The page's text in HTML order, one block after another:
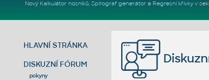
Nový Kalkulátor nosníků, Spirograf generátor a Regresní křivkyv
HLAVNÍ STRÁNKA
DISKUZNÍ FÓRUM
pokyny